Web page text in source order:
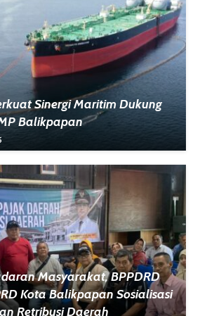
Sinergi Maritim Dukung
Balikpapan
Masyarakat, BPPDRD
Kota Balikpapan Sosialisasi
Retribusi Daerah